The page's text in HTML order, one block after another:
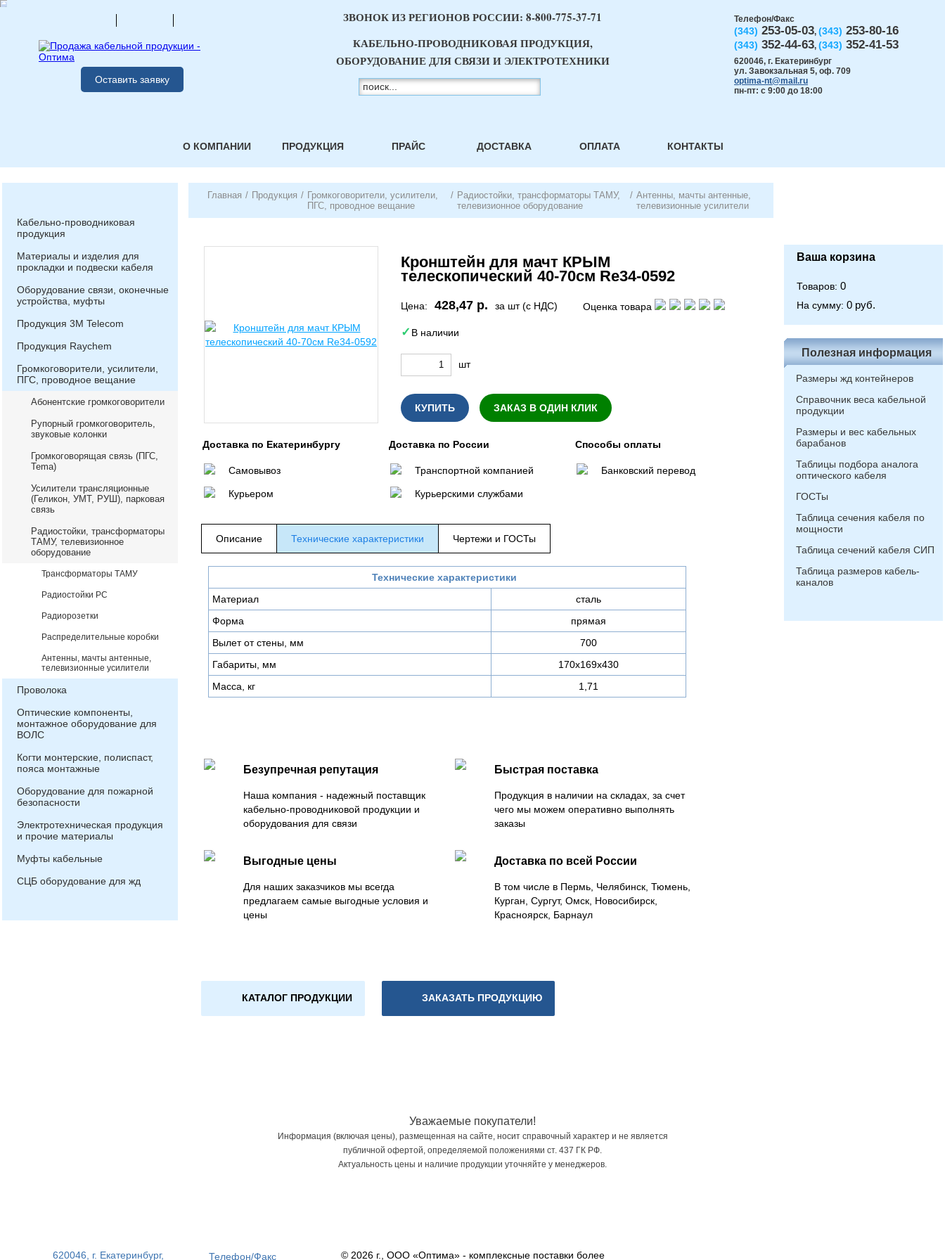
Оставить заявку
Телефон/Факс
(343) 253-05-03, (343) 253-80-16
(343) 352-44-63, (343) 352-41-53
620046, г. Екатеринбург
ул. Завокзальная 5, оф. 709
optima-nt@mail.ru
пн-пт: с 9:00 до 18:00
ЗВОНОК ИЗ РЕГИОНОВ РОССИИ: 8-800-775-37-71
КАБЕЛЬНО-ПРОВОДНИКОВАЯ ПРОДУКЦИЯ,
ОБОРУДОВАНИЕ ДЛЯ СВЯЗИ И ЭЛЕКТРОТЕХНИКИ
О КОМПАНИИ ПРОДУКЦИЯ ПРАЙС ДОСТАВКА ОПЛАТА КОНТАКТЫ
Кабельно-проводниковая
продукция
Материалы и изделия для
прокладки и подвески кабеля
Оборудование связи, оконечные
устройства, муфты
Продукция 3М Telecom
Продукция Raychem
Громкоговорители, усилители,
ПГС, проводное вещание
Абонентские громкоговорители
Рупорный громкоговоритель,
звуковые колонки
Громкоговорящая связь (ПГС,
Теma)
Усилители трансляционные
(Геликон, УМТ, РУШ), парковая
связь
Радиостойки, трансформаторы
ТАМУ, телевизионное
оборудование
Трансформаторы ТАМУ
Радиостойки РС
Радиорозетки
Распределительные коробки
Антенны, мачты антенные,
телевизионные усилители
Проволока
Оптические компоненты,
монтажное оборудование для
ВОЛС
Когти монтерские, полиспаст,
пояса монтажные
Оборудование для пожарной
безопасности
Электротехническая продукция
и прочие материалы
Муфты кабельные
СЦБ оборудование для жд
Главная / Продукция / Громкоговорители, усилители,
ПГС, проводное вещание
/ Радиостойки, трансформаторы ТАМУ,
телевизионное оборудование
/ Антенны, мачты антенные,
телевизионные усилители
Кронштейн для мачт КРЫМ
телескопический 40-70см Re34-0592
Цена: 428,47 р. за шт (с НДС) Оценка товара
В наличии
шт
КУПИТЬ ЗАКАЗ В ОДИН КЛИК
Доставка по Екатеринбургу
Самовывоз
Курьером
Доставка по России
Транспортной компанией
Курьерскими службами
Способы оплаты
Банковский перевод
Описание Технические характеристики Чертежи и ГОСТы
Технические характеристики
Материал
сталь
Форма
прямая
Вылет от стены, мм
700
Габариты, мм
170х169х430
Масса, кг
1,71
Безупречная репутация
Наша компания - надежный поставщик
кабельно-проводниковой продукции и
оборудования для связи
Быстрая поставка
Продукция в наличии на складах, за счет
чего мы можем оперативно выполнять
заказы
Выгодные цены
Для наших заказчиков мы всегда
предлагаем самые выгодные условия и
цены
Доставка по всей России
В том числе в Пермь, Челябинск, Тюмень,
Курган, Сургут, Омск, Новосибирск,
Красноярск, Барнаул
КАТАЛОГ ПРОДУКЦИИ ЗАКАЗАТЬ ПРОДУКЦИЮ
Ваша корзина
Товаров: 0
На сумму: 0 руб.
Полезная информация
Размеры жд контейнеров
Справочник веса кабельной
продукции
Размеры и вес кабельных
барабанов
Таблицы подбора аналога
оптического кабеля
ГОСТы
Таблица сечения кабеля по
мощности
Таблица сечений кабеля СИП
Таблица размеров кабель-
каналов
Уважаемые покупатели!
Информация (включая цены), размещенная на сайте, носит справочный характер и не является
публичной офертой, определяемой положениями ст. 437 ГК РФ.
Актуальность цены и наличие продукции уточняйте у менеджеров.
620046, г. Екатеринбург, Телефон/Факс © 2026 г., ООО «Оптима» - комплексные поставки более